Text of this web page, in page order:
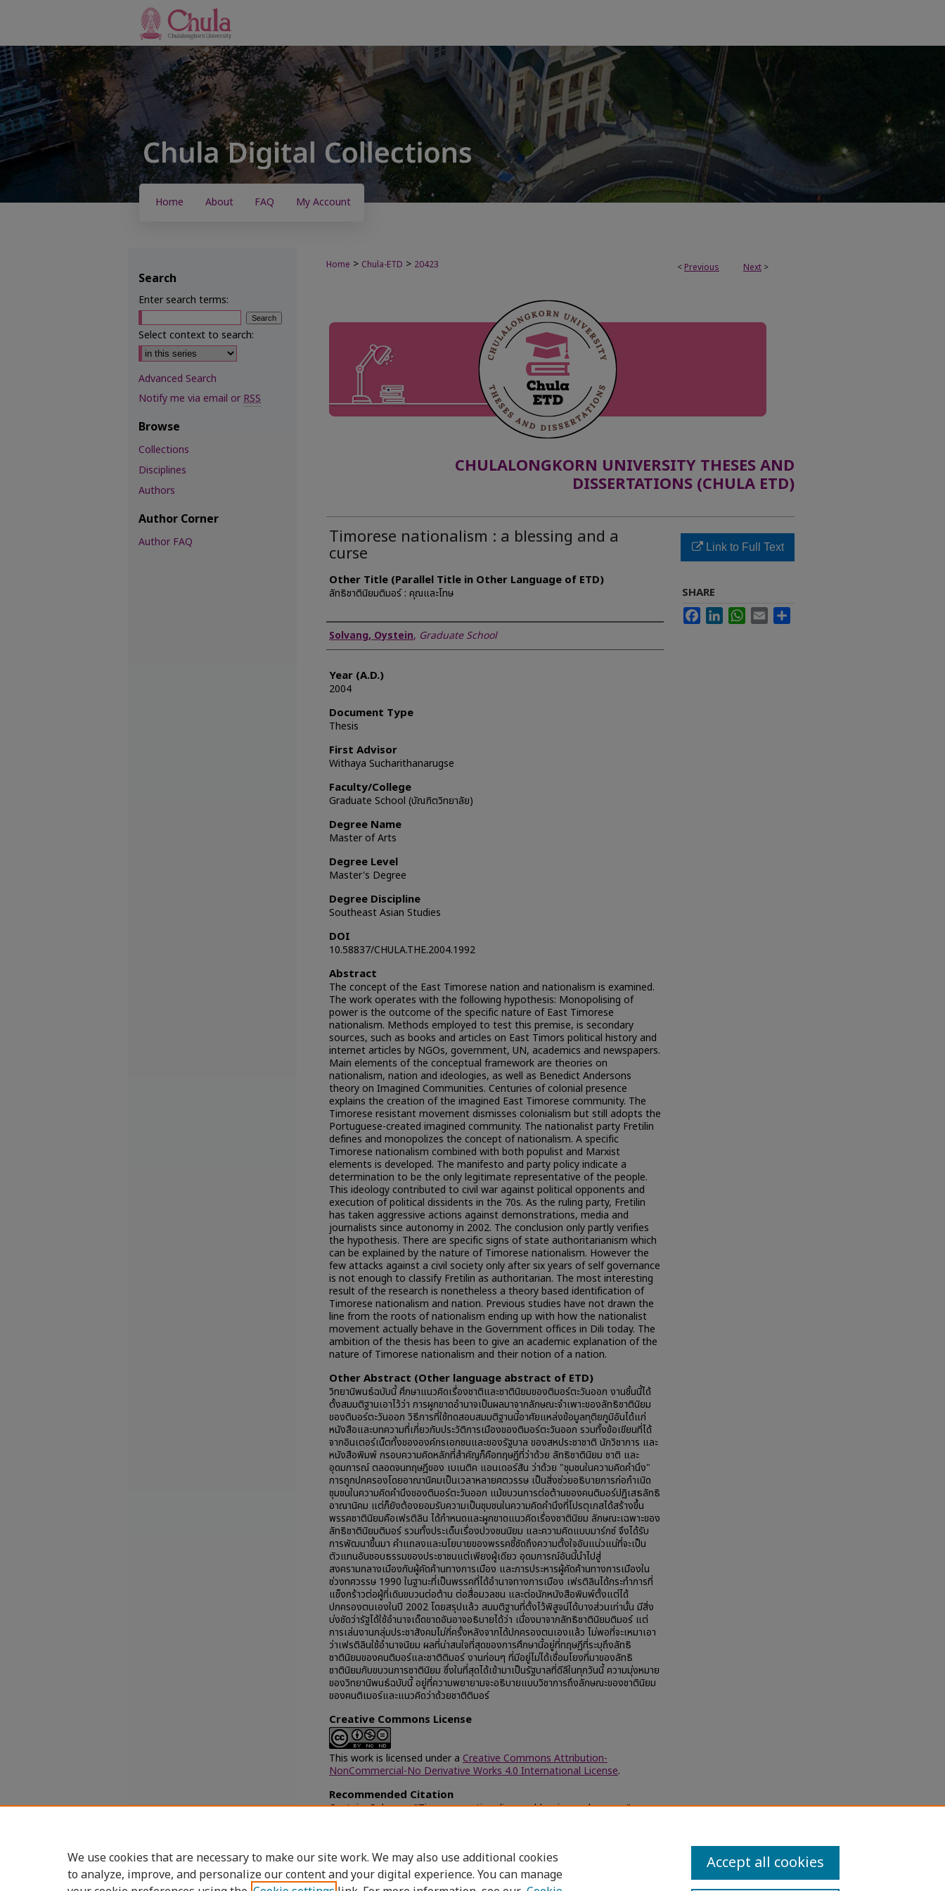
Home About FAQ My Account
< Previous Next >
Home > Chula-ETD > 20423
CHULALONGKORN UNIVERSITY THESES AND
DISSERTATIONS (CHULA ETD)
Timorese nationalism : a blessing and a
curse
Other Title (Parallel Title in Other Language of ETD)
ลัทธิชาตินิยมติมอร์ : คุณและโทษ
Author
Solvang, Oystein, Graduate School
Year (A.D.)
2004
Document Type
Thesis
First Advisor
Withaya Sucharithanarugse
Faculty/College
Graduate School (บัณฑิตวิทยาลัย)
Degree Name
Master of Arts
Degree Level
Master's Degree
Degree Discipline
Southeast Asian Studies
DOI
10.58837/CHULA.THE.2004.1992
Abstract
The concept of the East Timorese nation and nationalism is examined.
The work operates with the following hypothesis: Monopolising of
power is the outcome of the specific nature of East Timorese
nationalism. Methods employed to test this premise, is secondary
sources, such as books and articles on East Timors political history and
internet articles by NGOs, government, UN, academics and newspapers.
Main elements of the conceptual framework are theories on
nationalism, nation and ideologies, as well as Benedict Andersons
theory on Imagined Communities. Centuries of colonial presence
explains the creation of the imagined East Timorese community. The
Timorese resistant movement dismisses colonialism but still adopts the
Portuguese-created imagined community. The nationalist party Fretilin
defines and monopolizes the concept of nationalism. A specific
Timorese nationalism combined with both populist and Marxist
elements is developed. The manifesto and party policy indicate a
determination to be the only legitimate representative of the people.
This ideology contributed to civil war against political opponents and
execution of political dissidents in the 70s. As the ruling party, Fretilin
has taken aggressive actions against demonstrations, media and
journalists since autonomy in 2002. The conclusion only partly verifies
the hypothesis. There are specific signs of state authoritarianism which
can be explained by the nature of Timorese nationalism. However the
few attacks against a civil society only after six years of self governance
is not enough to classify Fretilin as authoritarian. The most interesting
result of the research is nonetheless a theory based identification of
Timorese nationalism and nation. Previous studies have not drawn the
line from the roots of nationalism ending up with how the nationalist
movement actually behave in the Government offices in Dili today. The
ambition of the thesis has been to give an academic explanation of the
nature of Timorese nationalism and their notion of a nation.
Other Abstract (Other language abstract of ETD)
วิทยานิพนธ์ฉบับนี้ ศึกษาแนวคิดเรื่องชาติและชาตินิยมของติมอร์ตะวันออก งานชิ้นนี้ได้
ตั้งสมมติฐานเอาไว้ว่า การผูกขาดอำนาจเป็นผลมาจากลักษณะจำเพาะของลัทธิชาตินิยม
ของติมอร์ตะวันออก วิธีการที่ใช้ทดสอบสมมติฐานนี้อาศัยแหล่งข้อมูลทุติยภูมิอันได้แก่
หนังสือและบทความที่เกี่ยวกับประวัติการเมืองของติมอร์ตะวันออก รวมทั้งข้อเขียนที่ได้
จากอินเตอร์เน็ตทั้งขององค์กรเอกชนและของรัฐบาล ของสหประชาชาติ นักวิชาการ และ
หนังสือพิมพ์ กรอบความคิดหลักที่สำคัญก็คือทฤษฎีที่ว่าด้วย ลัทธิชาตินิยม ชาติ และ
อุดมการณ์ ตลอดจนทฤษฎีของ เบเนติค แอนเดอร์สัน ว่าด้วย "ชุมชนในความคิดคำนึง"
การถูกปกครองโดยอาณานิคมเป็นเวลาหลายศตวรรษ เป็นสิ่งช่วยอธิบายการก่อกำเนิด
ชุมชนในความคิดคำนึงของติมอร์ตะวันออก แม้ขบวนการต่อต้านของคนติมอร์ปฏิเสธลัทธิ
อาณานิคม แต่ก็ยังต้องยอมรับความเป็นชุมชนในความคิดคำนึงที่โปรตุเกสได้สร้างขึ้น
พรรคชาตินิยมคือเฟรติลิน ได้กำหนดและผูกขาดแนวคิดเรื่องชาตินิยม ลักษณะเฉพาะของ
ลัทธิชาตินิยมติมอร์ รวมทั้งประเด็นเรื่องปวงชนนิยม และความคิดแบบมาร์กซ์ จึงได้รับ
การพัฒนาขึ้นมา คำแถลงและนโยบายของพรรคชี้ชัดถึงความตั้งใจอันแน่วแน่ที่จะเป็น
ตัวแทนอันชอบธรรมของประชาชนแต่เพียงผู้เดียว อุดมการณ์อันนี้นำไปสู่
สงครามกลางเมืองกับผู้คัดค้านทางการเมือง และการประหารผู้คัดค้านทางการเมืองใน
ช่วงทศวรรษ 1990 ในฐานะที่เป็นพรรคที่ได้อำนาจทางการเมือง เฟรติลินได้กระทำการที่
แข็งกร้าวต่อผู้ที่เดินขบวนต่อต้าน ต่อสื่อมวลชน และต่อนักหนังสือพิมพ์ตั้งแต่ได้
ปกครองตนเองในปี 2002 โดยสรุปแล้ว สมมติฐานที่ตั้งไว้พิสูจน์ได้บางส่วนเท่านั้น มีสิ่ง
บ่งชัดว่ารัฐได้ใช้อำนาจเด็ดขาดอันอาจอธิบายได้ว่า เนื่องมาจากลัทธิชาตินิยมติมอร์ แต่
การเล่นงานกลุ่มประชาสังคมไม่กี่ครั้งหลังจากได้ปกครองตนเองแล้ว ไม่พอที่จะเหมาเอา
ว่าเฟรติลินใช้อำนาจนิยม ผลที่น่าสนใจที่สุดของการศึกษานี้อยู่ที่ทฤษฎีที่ระบุถึงลัทธิ
ชาตินิยมของคนติมอร์และชาติติมอร์ งานก่อนๆ ที่มีอยู่ไม่ได้เชื่อมโยงที่มาของลัทธิ
ชาตินิยมกับขบวนการชาตินิยม ซึ่งในที่สุดได้เข้ามาเป็นรัฐบาลที่ดีลีในทุกวันนี้ ความมุ่งหมาย
ของวิทยานิพนธ์ฉบับนี้ อยู่ที่ความพยายามจะอธิบายแบบวิชาการถึงลักษณะของชาตินิยม
ของคนติเมอร์และแนวคิดว่าด้วยชาติติมอร์
Creative Commons License
This work is licensed under a Creative Commons Attribution-
NonCommercial-No Derivative Works 4.0 International License.
Recommended Citation
Oystein, Solvang,, "Timorese nationalism : a blessing and a curse"
Link to Full Text
SHARE
FacebookLinkedInWhatsApp
Email
Search
Enter search terms:
Select context to search:
Advanced Search
Notify me via email orRSS
Browse
Collections
Disciplines
Authors
Author Corner
Author FAQ
We use cookies that are necessary to make our site work. We may also use additional cookies
to analyze, improve, and personalize our content and your digital experience. You can manage
Accept all cookies